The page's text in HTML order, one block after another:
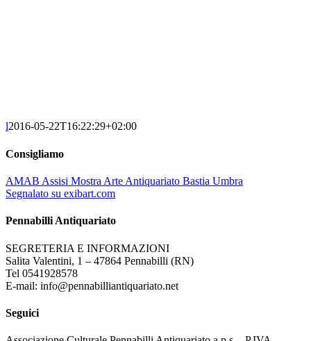
l2016-05-22T16:22:29+02:00
Consigliamo
AMAB Assisi Mostra Arte Antiquariato Bastia Umbra
Segnalato su exibart.com
Pennabilli Antiquariato
SEGRETERIA E INFORMAZIONI
Salita Valentini, 1 – 47864 Pennabilli (RN)
Tel 0541928578
E-mail: info@pennabilliantiquariato.net
Seguici